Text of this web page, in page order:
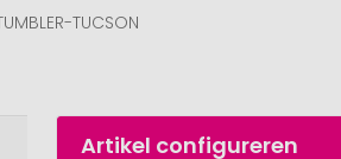
TUCSON
Artikel configureren